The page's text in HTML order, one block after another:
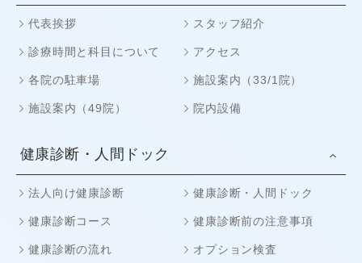
代表挨拶 スタッフ紹介
診療時間と科目について アクセス
各院の駐車場 施設案内（33/1院）
施設案内（49院） 院内設備
健康診断・人間ドック
法人向け健康診断 健康診断・人間ドック
健康診断コース 健康診断前の注意事項
健康診断の流れ オプション検査